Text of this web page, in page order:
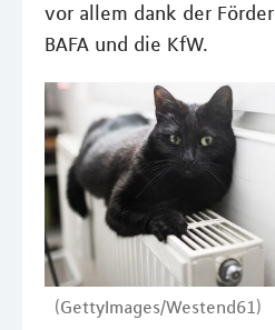
vor allem dank der
BAFA und die KfW.
(GettyImages/Westend61)